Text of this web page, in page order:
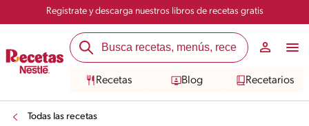
Registrate y descarga nuestros libros de recetas gratis
Recetas Blog Recetarios
Todas las recetas